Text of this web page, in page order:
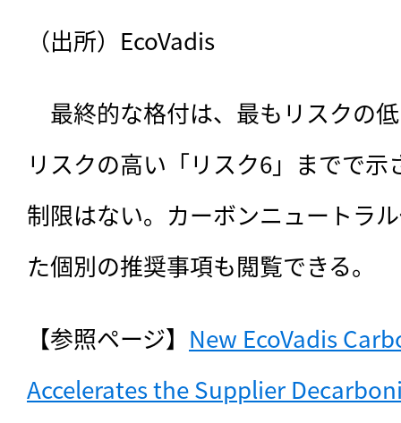
（出所）EcoVadis
最終的な格付は、最もリスクの
リスクの高い「リスク6」までで
制限はない。カーボンニュートラ
た個別の推奨事項も閲覧できる。
【参照ページ】 New EcoVadis
Accelerates the Supplier